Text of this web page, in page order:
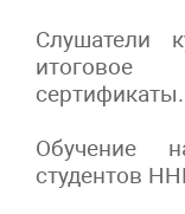
Слушатели
итоговое
сертификаты.
Обучение
студентов